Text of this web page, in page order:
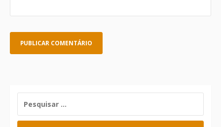
POR: